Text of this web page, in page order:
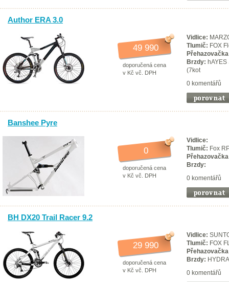
Author ERA 3.0
49 990
doporučená cena
v Kč vč. DPH
Vidlice:
Tlumič: FOX
Brzdy:
(7kot
0 komentářů
Banshee Pyre
0
doporučená cena
v Kč vč. DPH
Vidlice:
Tlumič: Fox
Brzdy:
0 komentářů
BH DX20 Trail Racer 9.2
29 990
doporučená cena
v Kč vč. DPH
Vidlice:
Tlumič: FOX
Brzdy:
0 komentářů